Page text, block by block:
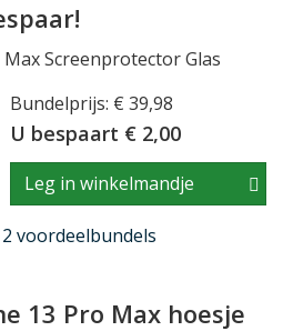
Screenprotector Glas
Bundelprijs: € 39,98
U bespaart € 2,00
Leg in winkelmandje
voordeelbundels
13 Pro Max hoesje